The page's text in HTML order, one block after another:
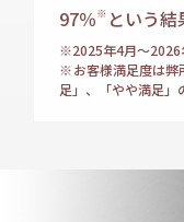
97％※ という結
※2025年4月～2026
※お客様満足度は弊
足」、「やや満足」